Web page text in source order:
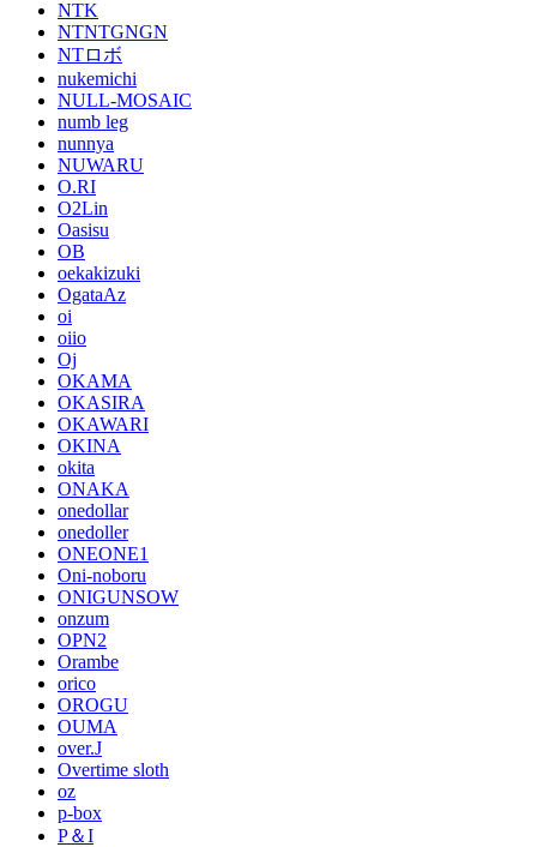
NTK
NTNTGNGN
NTロボ
nukemichi
NULL-MOSAIC
numb leg
nunnya
NUWARU
O.RI
O2Lin
Oasisu
OB
oekakizuki
OgataAz
oi
oiio
Oj
OKAMA
OKASIRA
OKAWARI
OKINA
okita
ONAKA
onedollar
onedoller
ONEONE1
Oni-noboru
ONIGUNSOW
onzum
OPN2
Orambe
orico
OROGU
OUMA
over.J
Overtime sloth
oz
p-box
P＆I